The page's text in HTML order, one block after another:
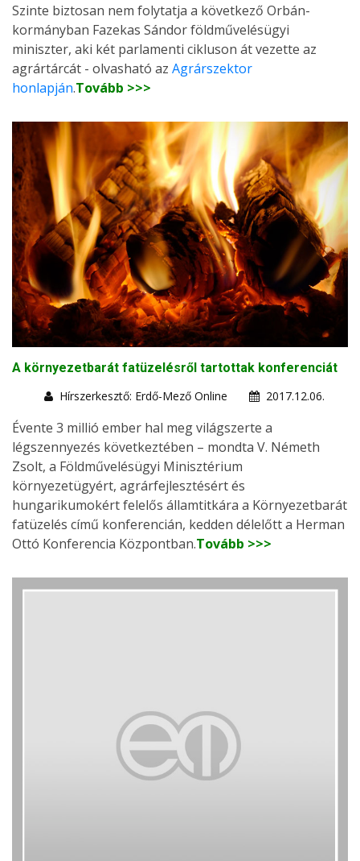
Szinte biztosan nem folytatja a következő Orbán-
kormányban Fazekas Sándor földművelésügyi
miniszter, aki két parlamenti cikluson át vezette az
agrártárcát - olvasható az Agrárszektor
honlapján.Tovább >>>
A környezetbarát fatüzelésről tartottak konferenciát
Hírszerkesztő: Erdő-Mező Online
2017.12.06.
Évente 3 millió ember hal meg világszerte a
légszennyezés következtében – mondta V. Németh
Zsolt, a Földművelésügyi Minisztérium
környezetügyért, agrárfejlesztésért és
hungarikumokért felelős államtitkára a Környezetbarát
fatüzelés című konferencián, kedden délelőtt a Herman
Ottó Konferencia Központban.Tovább >>>